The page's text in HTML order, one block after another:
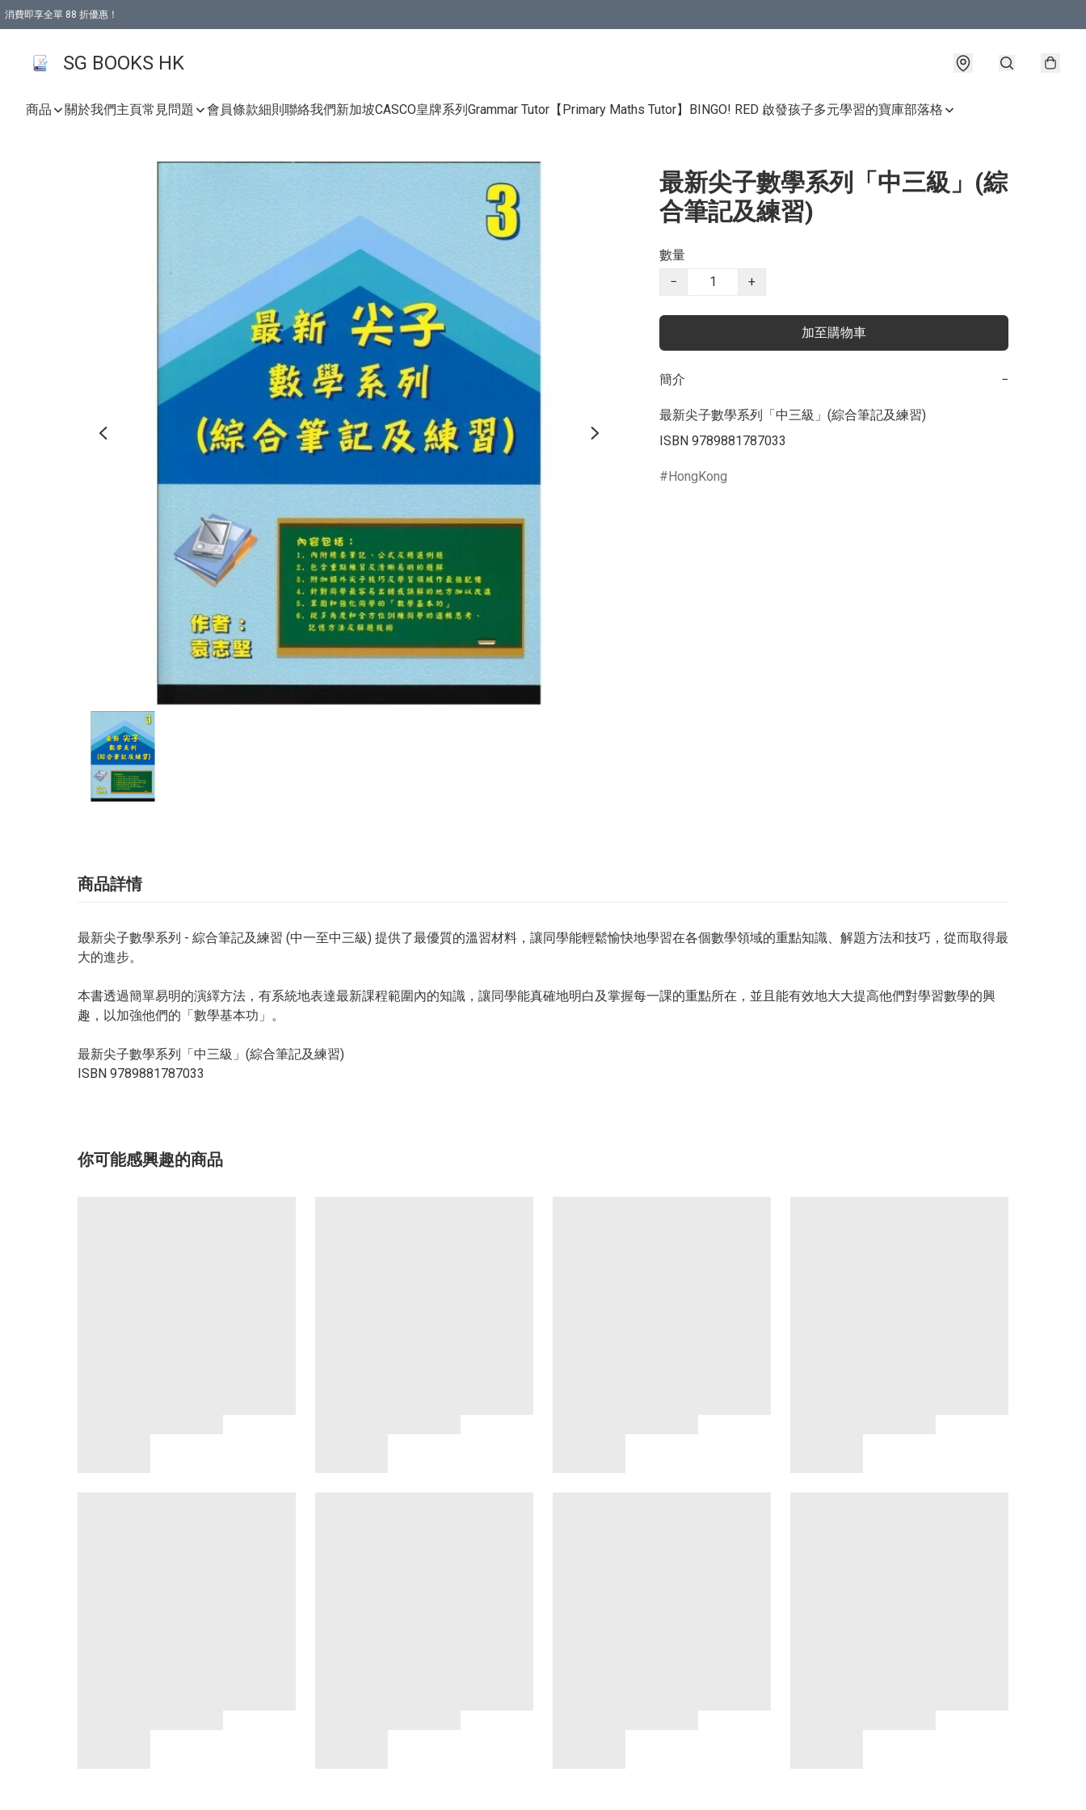
消費即享全單 88 折優惠！
SG BOOKS HK
商品 關於我們主頁常見問題 會員條款細則聯絡我們新加坡CASCO皇牌系列Grammar Tutor 【Primary Maths Tutor】 BINGO! RED 啟發孩子多元學習的寶庫部落格
最新尖子數學系列「中三級」(綜
合筆記及練習)
數量
−
+
加至購物車
簡介 −
最新尖子數學系列「中三級」(綜合筆記及練習)
ISBN 9789881787033
HongKong
商品詳情
最新尖子數學系列 - 綜合筆記及練習 (中一至中三級) 提供了最優質的溫習材料，讓同學能輕鬆愉快地學習在各個數學領域的重點知識、解題方法和技巧，從而取得最
大的進步。
本書透過簡單易明的演繹方法，有系統地表達最新課程範圍內的知識，讓同學能真確地明白及掌握每一課的重點所在，並且能有效地大大提高他們對學習數學的興
趣，以加強他們的「數學基本功」。
最新尖子數學系列「中三級」(綜合筆記及練習)
ISBN 9789881787033
你可能感興趣的商品